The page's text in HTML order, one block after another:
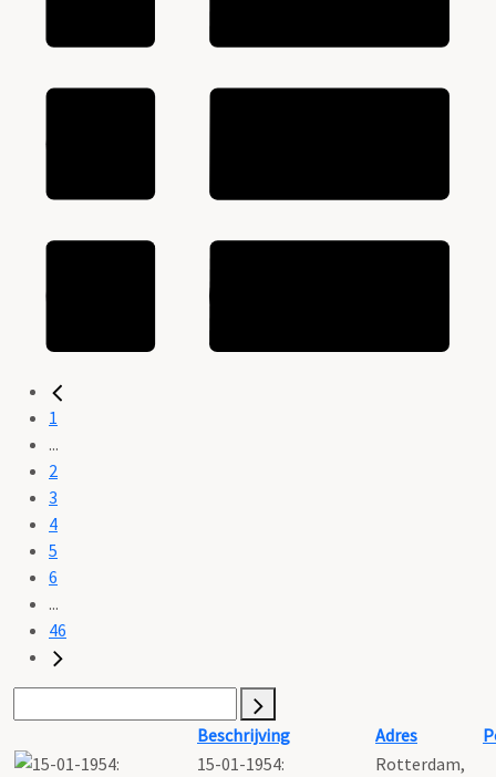
1
...
2
3
4
5
6
...
46
Beschrijving Adres
15-01-1954:
Rotterdam,